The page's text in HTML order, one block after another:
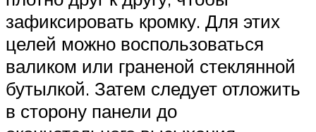
зафиксировать кромку. Для этих
целей можно воспользоваться
валиком или граненой стеклянной
бутылкой. Затем следует отложить
в сторону панели до